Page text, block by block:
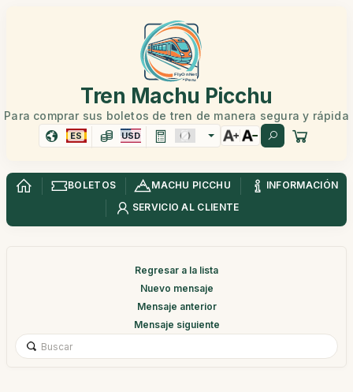
Tren Machu Picchu
Para comprar sus boletos de tren de manera segura y rápida
ES USD
BOLETOS MACHU PICCHU
INFORMACIÓN
SERVICIO AL CLIENTE
Regresar a la lista
Nuevo mensaje
Mensaje anterior
Mensaje siguiente